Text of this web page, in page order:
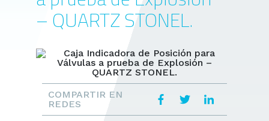
– QUARTZ STONEL.
COMPARTIR EN
REDES